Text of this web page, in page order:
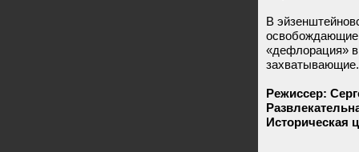
В
освобождающие
«дефлорация»
захватывающие.
Режиссер:
Историческая